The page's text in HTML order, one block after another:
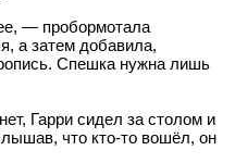
— пробормотала
а затем добавила,
Спешка нужна лишь
Гарри сидел за столом и
что кто-то вошёл, он